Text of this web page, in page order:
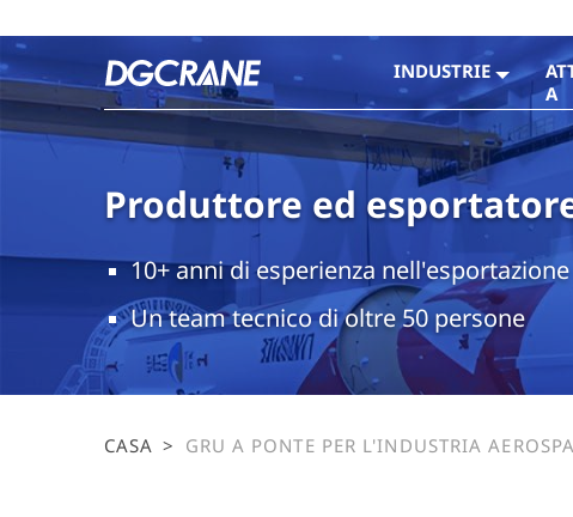
INDUSTRIE
A
Produttore ed
10+ anni di esperienza
Un team tecnico di oltre 50 persone
CASA > GRU A PONTE PER L'INDUSTRIA